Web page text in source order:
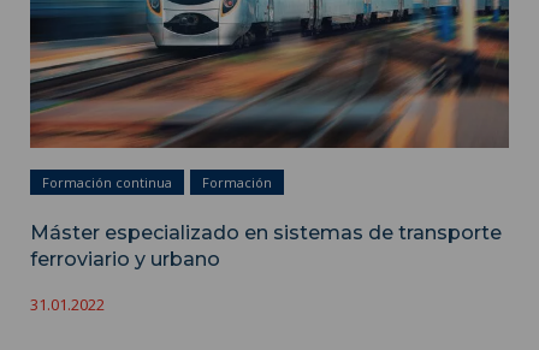
Formación continua Formación
Máster especializado en sistemas de transporte
ferroviario y urbano
31.01.2022